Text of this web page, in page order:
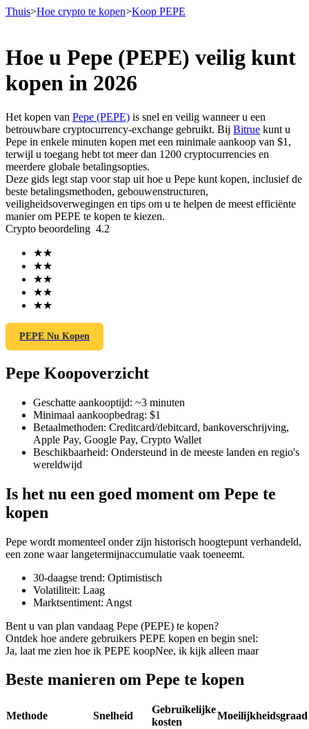
Termijncontracten
USDT-futures
Futures met USDT als onderpand
COIN-M-futures
TradFi
Derivaten voor aandelen, forex, edelmetalen en grondstoffen
USDC-futures
Futures met USDC als onderpand
Thuis>Hoe crypto te kopen>Koop PEPE
Hoe u Pepe (PEPE) veilig kunt
kopen in 2026
Het kopen van Pepe (PEPE) is snel en veilig wanneer u een
betrouwbare cryptocurrency-exchange gebruikt. Bij Bitrue kunt u
Pepe in enkele minuten kopen met een minimale aankoop van $1,
terwijl u toegang hebt tot meer dan 1200 cryptocurrencies en
meerdere globale betalingsopties.
Deze gids legt stap voor stap uit hoe u Pepe kunt kopen, inclusief de
beste betalingsmethoden, gebouwenstructuren,
veiligheidsoverwegingen en tips om u te helpen de meest efficiënte
manier om PEPE te kopen te kiezen.
Crypto beoordeling 4.2
★★
★★
★★
★★
★★
PEPE Nu Kopen
Pepe Koopoverzicht
Geschatte aankooptijd: ~3 minuten
Minimaal aankoopbedrag: $1
Betaalmethoden: Creditcard/debitcard, bankoverschrijving,
Apple Pay, Google Pay, Crypto Wallet
Beschikbaarheid: Ondersteund in de meeste landen en regio's
wereldwijd
Is het nu een goed moment om Pepe te
kopen
Pepe wordt momenteel onder zijn historisch hoogtepunt verhandeld,
een zone waar langetermijnaccumulatie vaak toeneemt.
30-daagse trend: Optimistisch
Volatiliteit: Laag
Marktsentiment: Angst
Bent u van plan vandaag Pepe (PEPE) te kopen?
Ontdek hoe andere gebruikers PEPE kopen en begin snel:
Ja, laat me zien hoe ik PEPE koopNee, ik kijk alleen maar
Beste manieren om Pepe te kopen
Methode Snelheid
Gebruikelijke
kosten
Moeilijkheidsgraad